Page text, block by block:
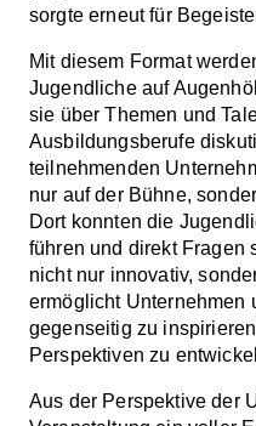
sorgte erneut für
Mit diesem Format
Jugendliche auf
sie über Themen und
Ausbildungsberufe
teilnehmenden
nur auf der Bühne,
Dort konnten die
führen und direkt Fragen
nicht nur innovativ,
ermöglicht Unternehmen
gegenseitig zu
Perspektiven zu
Aus der Perspektive der